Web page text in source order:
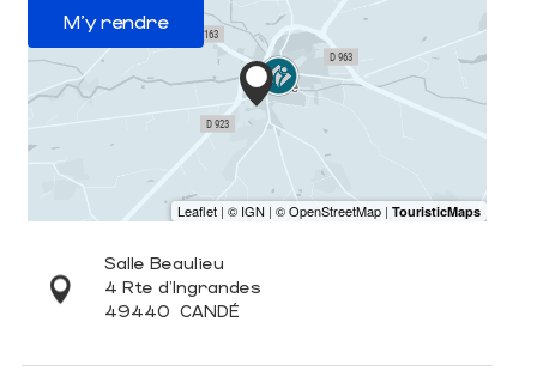
M'y rendre
Salle Beaulieu
4 Rte d'Ingrandes
49440 CANDÉ